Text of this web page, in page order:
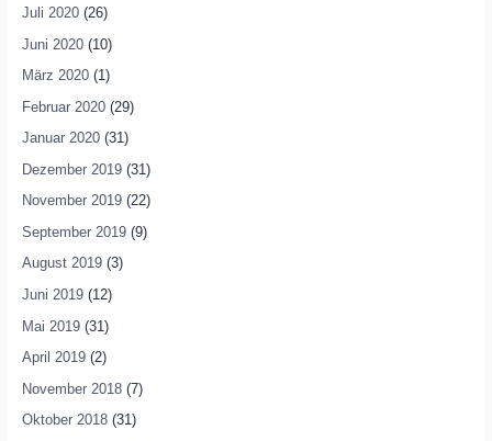
Juli 2020(26)
Juni 2020(10)
März 2020(1)
Februar 2020(29)
Januar 2020(31)
Dezember 2019(31)
November 2019(22)
September 2019(9)
August 2019(3)
Juni 2019(12)
Mai 2019(31)
April 2019(2)
November 2018(7)
Oktober 2018(31)